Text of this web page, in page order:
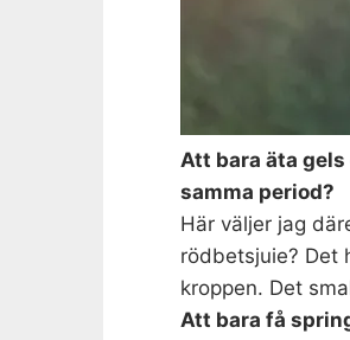
Att bara äta
samma period?
Här väljer jag
rödbetsjuie? Det
kroppen. Det
Att bara få